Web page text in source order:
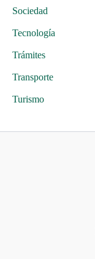
Sociedad
Tecnología
Trámites
Transporte
Turismo